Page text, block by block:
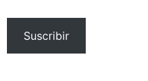
Suscribir